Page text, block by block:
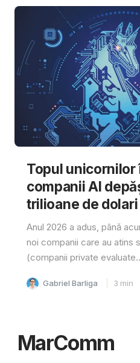
Topul unicornilor
companii AI
trilioane de dolari
Anul 2026 a adus, până
noi companii care au atins
(companii private
Gabriel Barliga 3 min
MarComm